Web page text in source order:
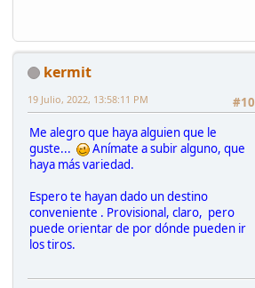
kermit
19 Julio, 2022, 13:58:11 PM
Me alegro que haya alguien que le
guste...
Anímate a subir alguno, que
haya más variedad.
Espero te hayan dado un destino
conveniente . Provisional, claro, pero
puede orientar de por dónde pueden ir
los tiros.